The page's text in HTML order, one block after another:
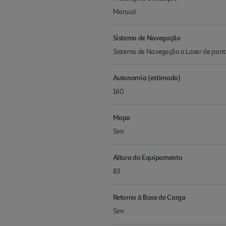
Manual
Sistema de Navegação
Sistema de Navegação a Laser de
Autonomia (estimada)
160
Mopa
Sim
Altura do Equipamento
83
Retorno à Base de Carga
Sim